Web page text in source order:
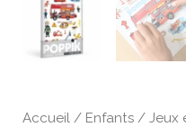
Accueil / Enfants /Jeux